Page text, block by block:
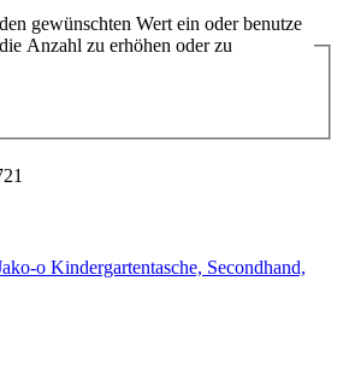
gewünschten Wert ein oder benutze
Anzahl zu erhöhen oder zu
o Kindergartentasche, Secondhand,